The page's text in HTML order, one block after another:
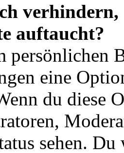
verhindern,
auftaucht?
persönlichen
eine
du diese
sehen.